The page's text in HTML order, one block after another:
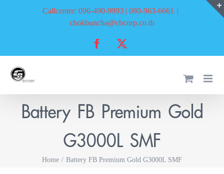
Callcenter: 096-490-9993 | 080-963-6661 |
chokbuncha@cbcorp.co.th
Facebook
Battery FB Premium Gold
G3000L SMF
Home Battery FB Premium Gold G3000L SMF